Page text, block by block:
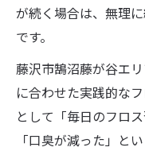
が続く場合は、無理
です。
藤沢市鵠沼藤が谷エ
に合わせた実践的な
として「毎日のフロ
「口臭が減った」と